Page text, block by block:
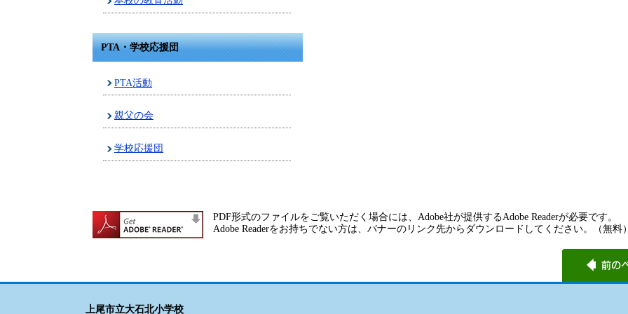
PTA・学校応援団
PTA活動
親父の会
学校応援団
PDF形式のファイルをご覧いただく場合には、Adobe社が提供するAdobe Readerが必要です。
Adobe Readerをお持ちでない方は、バナーのリンク先からダウンロードしてください。（無料
上尾市立大石北小学校